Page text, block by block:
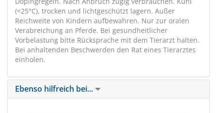
(<25°C), trocken und lichtgeschützt lagern. Außer
Reichweite von Kindern aufbewahren. Nur zur oralen
Verabreichung an Pferde. Bei gesundheitlicher
Vorbelastung bitte Rücksprache mit dem Tierarzt halten.
Bei anhaltenden Beschwerden den Rat eines Tierarztes
einholen.
Ebenso hilfreich bei...